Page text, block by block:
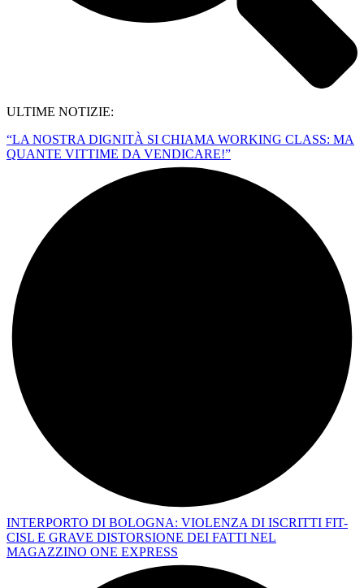
ULTIME NOTIZIE:
“LA NOSTRA DIGNITÀ SI CHIAMA WORKING CLASS: MA
QUANTE VITTIME DA VENDICARE!”
INTERPORTO DI BOLOGNA: VIOLENZA DI ISCRITTI FIT-
CISL E GRAVE DISTORSIONE DEI FATTI NEL
MAGAZZINO ONE EXPRESS